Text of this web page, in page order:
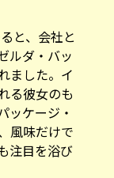
と、会社と
ルダ・バッ
ました。イ
る彼女のも
ッケージ・
風味だけで
注目を浴び